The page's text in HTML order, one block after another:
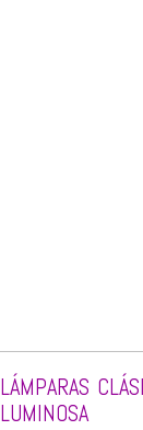
LÁMPARAS
LUMINOSA